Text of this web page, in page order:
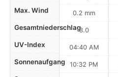
Max. Wind
Gesamtniederschlag
UV-Index
Sonnenaufgang
0.2 mm
3.0
04:40 AM
10:32 PM